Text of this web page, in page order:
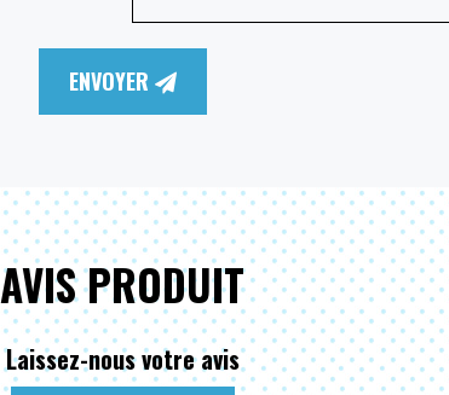
ENVOYER
AVIS PRODUIT
Laissez-nous votre avis